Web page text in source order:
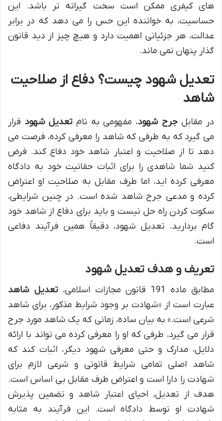
های کیفری ممکن است سخت گیرانه تر باشد. این
حساسیت، به خواننده این حس را می دهد که در برابر
عدالت، هر جزئیاتی اهمیت دارد و هیچ چیز از دید قانون
گذار پنهان نمی ماند.
تعدیل شهود چیست؟ دفاع از صلاحیت
شاهد
در مقابلجرح شهود، مفهومی به نام تعدیل شهود قرار
می گیرد که به طرفی که شاهد را معرفی کرده، فرصت می
دهد تا از صلاحیت و اعتبار شاهد خود دفاع کند. فرض
کنید شما شاهدی را برای اثبات حقانیت خود به دادگاه
معرفی کرده اید، اما طرف مقابل به صلاحیت او اعتراض
کرده و مدعی جرح شاهد شده است. در چنین شرایطی،
سکوت کردن راه حل نیست و باید برای دفاع از شاهد خود
گام بردارید. تعدیل شهود، دقیقاً همین فرآیند دفاعی
است.
تعریف و هدف تعدیل شهود
مطابق ماده 191 قانون مجازات اسلامی،
تعدیل شاهد
عبارت است از «شهادت بر وجود شرایط مذکور، برای شاهد
شرعی است.» به بیان ساده، زمانی که یک شاهد مورد جرح
قرار می گیرد، طرفی که او را معرفی کرده می تواند با ارائه
دلایل، مدارک و حتی معرفی شهود دیگر، اثبات کند که
شاهد اصلی تمامی شرایط قانونی و شرعی لازم برای
شهادت را دارا است و اعتراض طرف مقابل بی اساس است.
هدف از تعدیل، احیای اعتبار شاهد و تضمین پذیرش
شهادت او توسط دادگاه است. این فرآیند به مثابه